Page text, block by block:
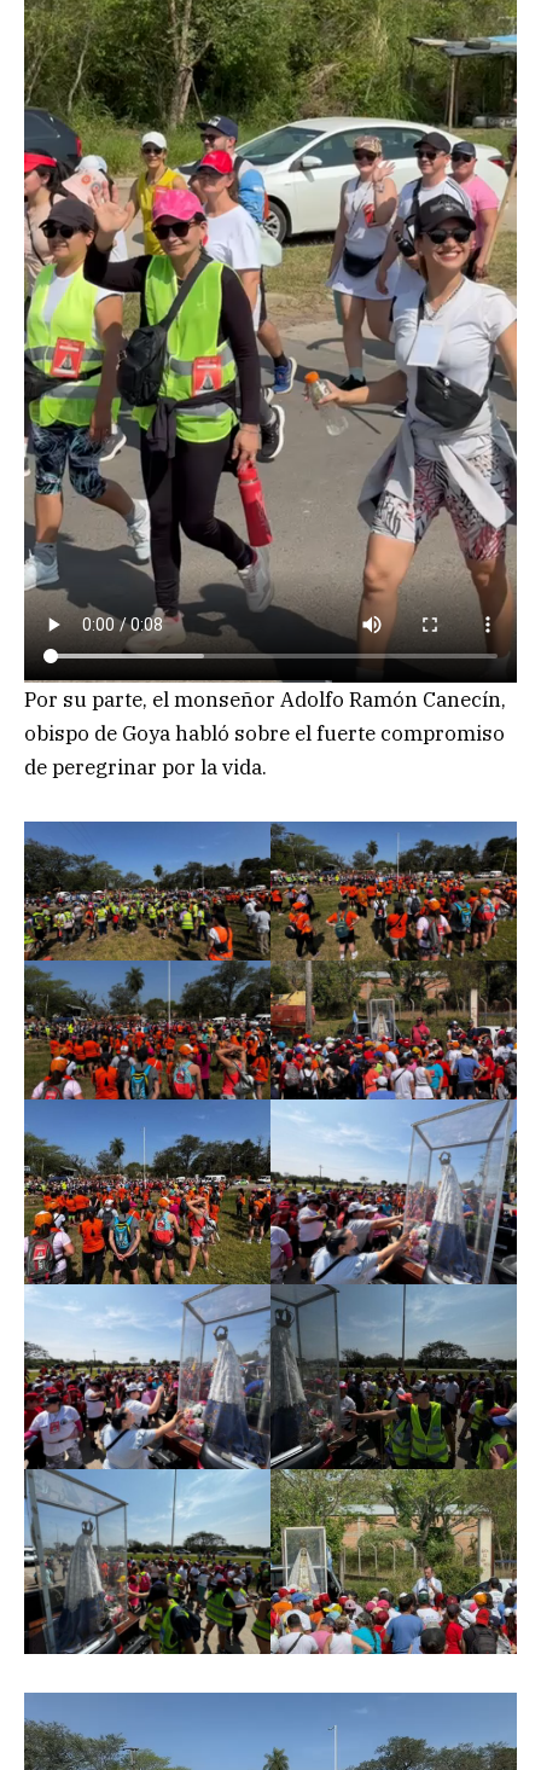
Por su parte, el monseñor Adolfo Ramón Canecín,
obispo de Goya habló sobre el fuerte compromiso
de peregrinar por la vida.